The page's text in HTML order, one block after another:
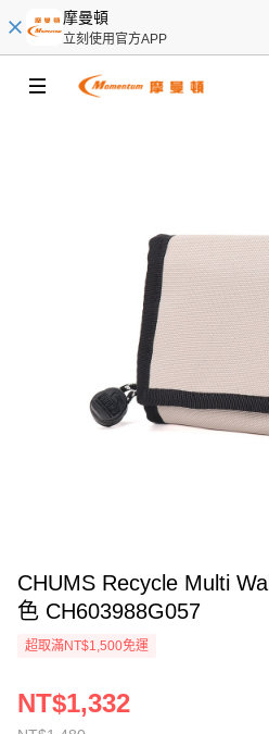
摩曼頓
立刻使用官方APP
CHUMS Recycle Multi
色 CH603988G057
超取滿NT$1,500免運
NT$1,332